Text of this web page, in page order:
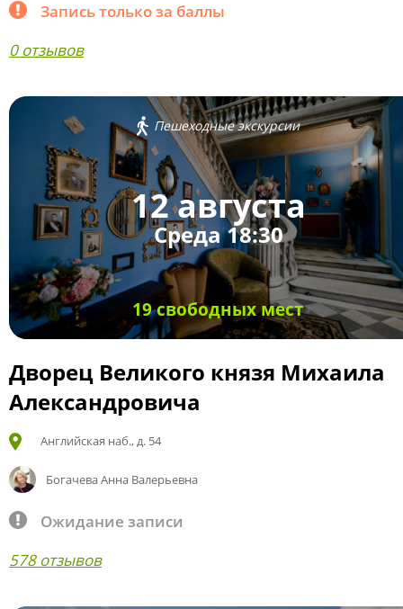
Запись только за баллы
0 отзывов
Пешеходные экскурсии
12 августа
Среда 18:30
19 свободных мест
Дворец Великого князя Михаила
Александровича
Английская наб., д. 54
Богачева Анна Валерьевна
Ожидание записи
578 отзывов